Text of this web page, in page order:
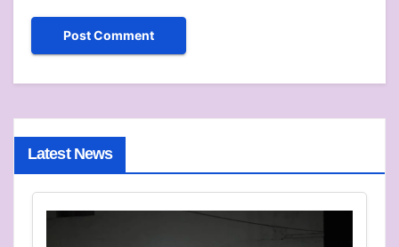
Latest News